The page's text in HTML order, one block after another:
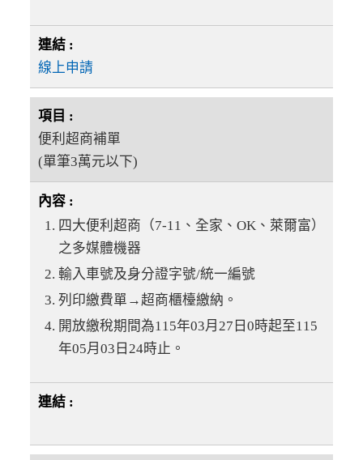
線上申請
便利超商補單
(單筆3萬元以下)
四大便利超商（7-11、全家、OK、萊爾富）
之多媒體機器
輸入車號及身分證字號/統一編號
列印繳費單→超商櫃檯繳納。
開放繳稅期間為115年03月27日0時起至115
年05月03日24時止。